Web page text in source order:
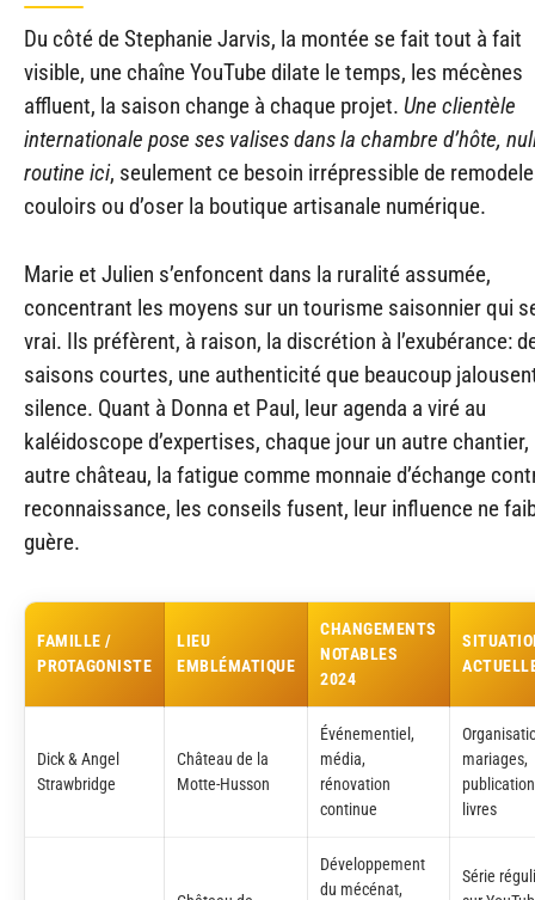
Du côté de Stephanie Jarvis, la montée se fait tout à fait
visible, une chaîne YouTube dilate le temps, les mécènes
affluent, la saison change à chaque projet. Une clientèle
internationale pose ses valises dans la chambre d’hôte,
routine ici, seulement ce besoin irrépressible de
couloirs ou d’oser la boutique artisanale numérique.
Marie et Julien s’enfoncent dans la ruralité assumée,
concentrant les moyens sur un tourisme saisonnier qui
vrai. Ils préfèrent, à raison, la discrétion à l’exubérance:
saisons courtes, une authenticité que beaucoup
silence. Quant à Donna et Paul, leur agenda a viré au
kaléidoscope d’expertises, chaque jour un autre chantier,
autre château, la fatigue comme monnaie d’échange
reconnaissance, les conseils fusent, leur influence ne
guère.
FAMILLE /
PROTAGONISTE
LIEU
EMBLÉMATIQUE
CHANGEMENTS
NOTABLES
2024
Dick & Angel
Strawbridge
Château de la
Motte-Husson
Événementiel,
média,
rénovation
continue
mariages,
livres
Développement
du mécénat,
Série